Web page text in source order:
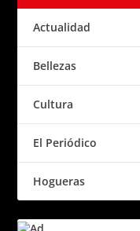
Actualidad
Bellezas
Cultura
El Periódico
Hogueras